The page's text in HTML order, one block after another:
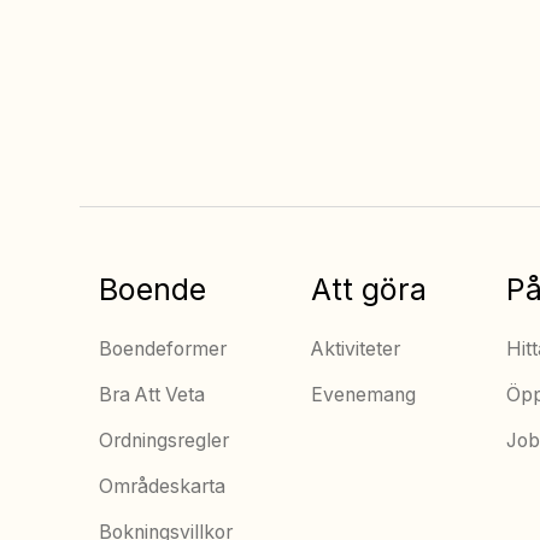
Boende
Boendeformer
Bra Att Veta
Ordningsregler
Områdeskarta
Bokningsvillkor
Att göra
Aktiviteter
Evenemang